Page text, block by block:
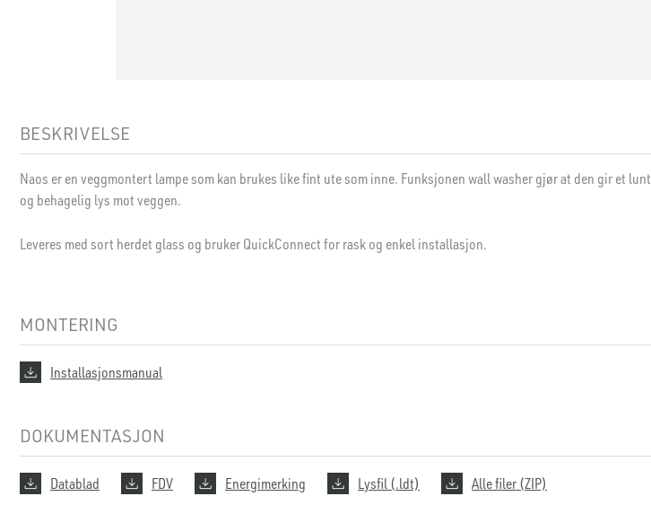
BESKRIVELSE
Naos er en veggmontert lampe som kan brukes like fint ute som inne. Funksjonen wall washer gjør at den gir et lunt
og behagelig lys mot veggen.
Leveres med sort herdet glass og bruker QuickConnect for rask og enkel installasjon.
MONTERING
Installasjonsmanual
DOKUMENTASJON
Datablad FDV Energimerking Lysfil (.ldt) Alle filer (ZIP)